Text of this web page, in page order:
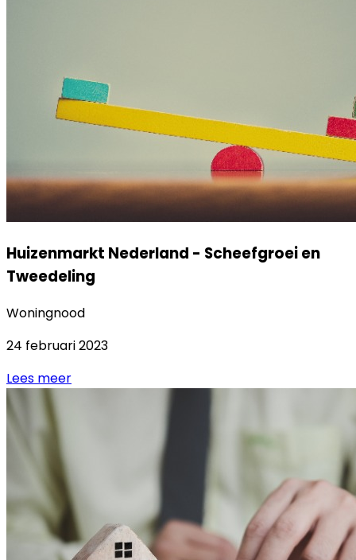
Huizenmarkt Nederland - Scheefgroei en
Tweedeling
Woningnood
24 februari 2023
Lees meer